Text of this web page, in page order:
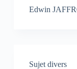
Edwin
Sujet divers